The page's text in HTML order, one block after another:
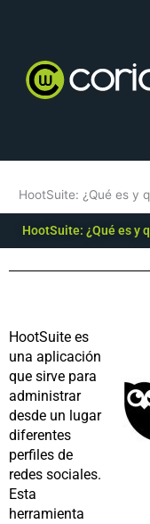
HootSuite: ¿Qué es y
HootSuite: ¿Qué es y
HootSuite es
una aplicación
que sirve para
administrar
desde un lugar
diferentes
perfiles de
redes sociales.
Esta
herramienta